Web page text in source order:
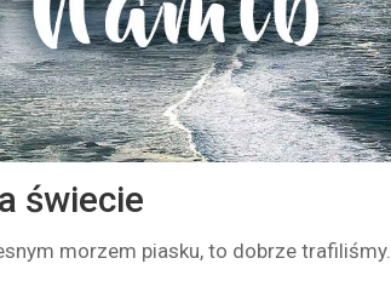
świecie
morzem piasku, to dobrze trafiliśmy.